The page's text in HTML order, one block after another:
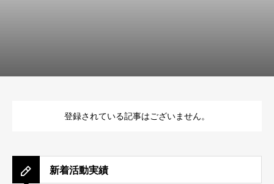
登録されている記事はございません。
新着活動実績